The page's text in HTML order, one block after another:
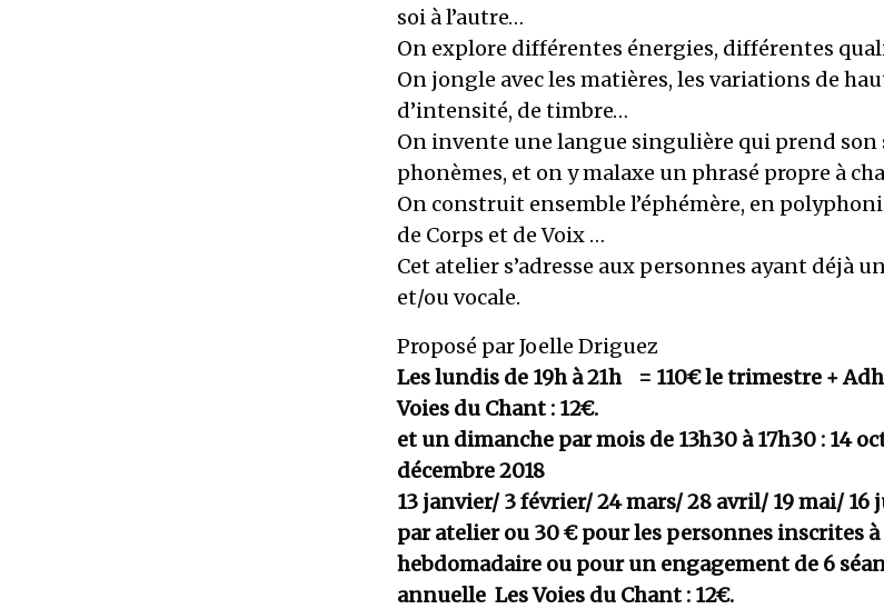
soi à l’autre…
On explore différentes énergies, différentes
On jongle avec les matières, les variations de
d’intensité, de timbre…
On invente une langue singulière qui prend son
phonèmes, et on y malaxe un phrasé propre à
On construit ensemble l’éphémère, en
de Corps et de Voix …
Cet atelier s’adresse aux personnes ayant déjà
et/ou vocale.
Proposé par Joelle Driguez
Les lundis de 19h à 21h = 110€ le trimestre +
Voies du Chant : 12€.
et un dimanche par mois de 13h30 à 17h30 : 14
décembre 2018
13 janvier/ 3 février/ 24 mars/ 28 avril/ 19 mai/
par atelier ou 30 € pour les personnes inscrites à
hebdomadaire ou pour un engagement de 6
annuelle Les Voies du Chant : 12€.